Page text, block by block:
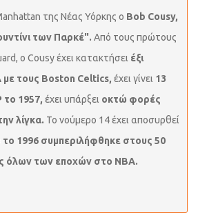
της Νέας Υόρκης ο Bob Cousy,
των Παρκέ". Από τους πρώτους
ο Cousy έχει κατακτήσει έξι
τους Boston Celtics, έχει γίνει 13
1957, έχει υπάρξει οκτώ φορές
λίγκα. Το νούμερο 14 έχει αποσυρθεί
το 1996 συμπεριλήφθηκε στους 50
όλων των εποχών στο ΝΒΑ.